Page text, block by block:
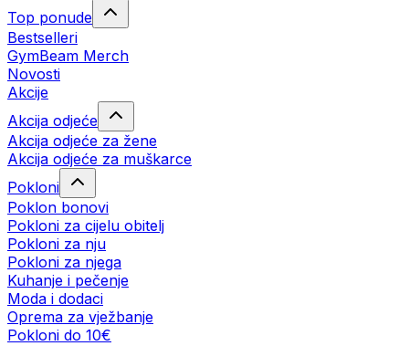
Top ponude
Bestselleri
GymBeam Merch
Novosti
Akcije
Akcija odjeće
Akcija odjeće za žene
Akcija odjeće za muškarce
Pokloni
Poklon bonovi
Pokloni za cijelu obitelj
Pokloni za nju
Pokloni za njega
Kuhanje i pečenje
Moda i dodaci
Oprema za vježbanje
Pokloni do 10€